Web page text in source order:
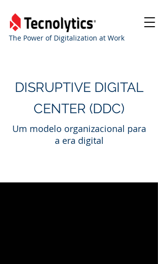
The Power of Digitalization at Work
DISRUPTIVE DIGITAL
CENTER (DDC)
Um modelo organizacional para
a era digital